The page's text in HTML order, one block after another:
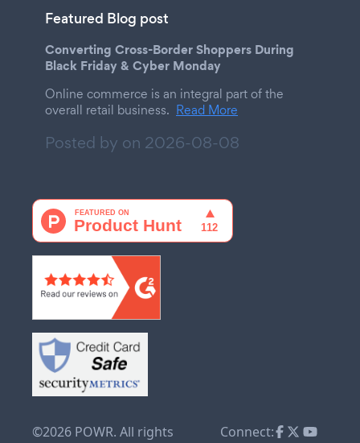
Featured Blog post
Converting Cross-Border Shoppers During
Black Friday & Cyber Monday
Online commerce is an integral part of the
overall retail business. Read More
Posted by on 2026-08-08
©2026 POWR. All rights
Connect: